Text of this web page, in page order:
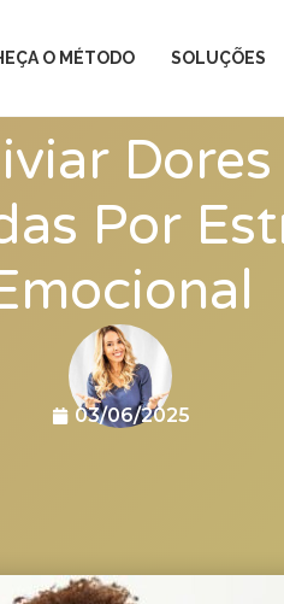
O MÉTODO SOLUÇÕES
Dores
Por
03/06/2025